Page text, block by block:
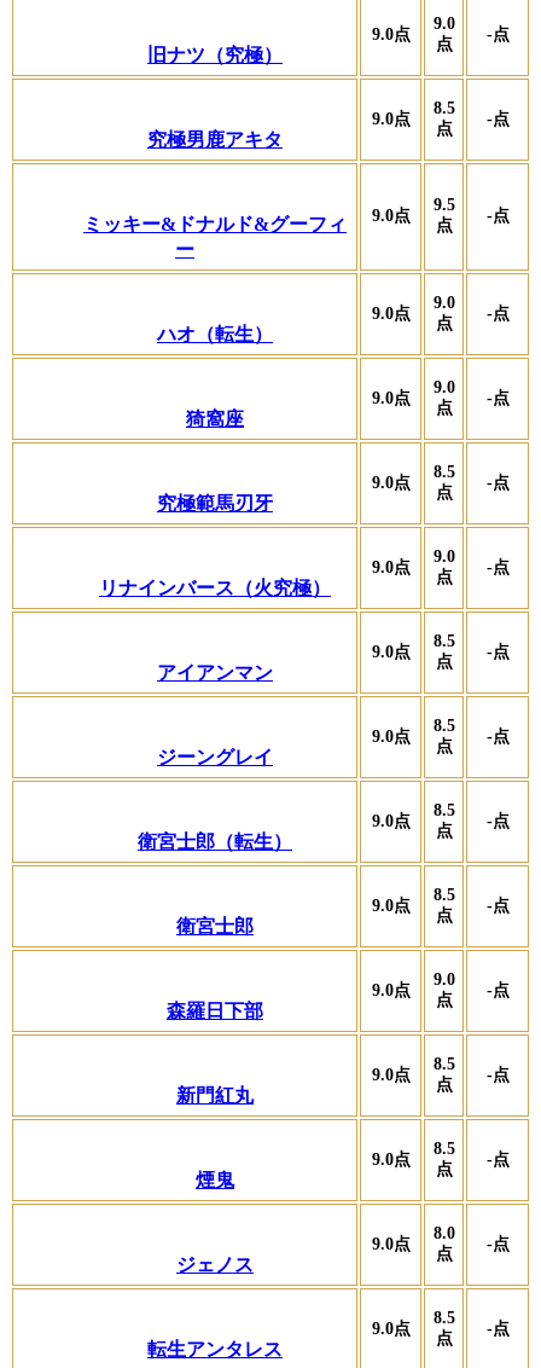
旧ナツ（究極）
9.0点
9.0
点
-点
究極男鹿アキタ
9.0点
8.5
点
-点
ミッキー&ドナルド&グーフィ
ー
9.0点
9.5
点
-点
ハオ（転生）
9.0点
9.0
点
-点
猗窩座
9.0点
9.0
点
-点
究極範馬刃牙
9.0点
8.5
点
-点
リナインバース（火究極）
9.0点
9.0
点
-点
アイアンマン
9.0点
8.5
点
-点
ジーングレイ
9.0点
8.5
点
-点
衛宮士郎（転生）
9.0点
8.5
点
-点
衛宮士郎
9.0点
8.5
点
-点
森羅日下部
9.0点
9.0
点
-点
新門紅丸
9.0点
8.5
点
-点
煙鬼
9.0点
8.5
点
-点
ジェノス
9.0点
8.0
点
-点
転生アンタレス
9.0点
8.5
点
-点